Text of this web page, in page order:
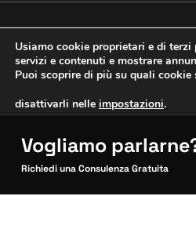
Copyright © 2025 WeDoDigital
Creazione e sviluppo siti web
SITOCERTO®
Questo sito è attendibile
Usiamo cookie proprietari e di terzi
servizi e contenuti e mostrare
Puoi scoprire di più su quali
disattivarli nelle impostazioni.
Accetta Impostazioni
Vogliamo
Richiedi una Consulenza Gratuita